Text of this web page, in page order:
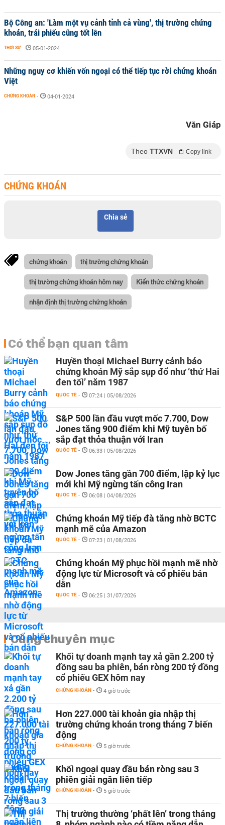
Bộ Công an: 'Làm một vụ cảnh tỉnh cả vùng', thị trường chứng
khoán, trái phiếu cũng tốt lên
THỜI SỰ - 05-01-2024
Những nguy cơ khiến vốn ngoại có thể tiếp tục rời chứng khoán
Việt
CHỨNG KHOÁN - 04-01-2024
Văn Giáp
Theo TTXVN Copy link
CHỨNG KHOÁN
Chia sẻ
chứng khoán thị trường chứng khoán
thị trường chứng khoán hôm nay Kiến thức chứng khoán
nhận định thị trường chứng khoán
Có thể bạn quan tâm
Huyền thoại Michael Burry cảnh báo
chứng khoán Mỹ sắp sụp đổ như ‘thứ Hai
đen tối’ năm 1987
QUỐC TẾ - 07:24 | 05/08/2026
S&P 500 lần đầu vượt mốc 7.700, Dow
Jones tăng 900 điểm khi Mỹ tuyên bố
sắp đạt thỏa thuận với Iran
QUỐC TẾ - 06:33 | 05/08/2026
Dow Jones tăng gần 700 điểm, lập kỷ lục
mới khi Mỹ ngừng tấn công Iran
QUỐC TẾ - 06:08 | 04/08/2026
Chứng khoán Mỹ tiếp đà tăng nhờ BCTC
mạnh mẽ của Amazon
QUỐC TẾ - 07:23 | 01/08/2026
Chứng khoán Mỹ phục hồi mạnh mẽ nhờ
động lực từ Microsoft và cổ phiếu bán
dẫn
QUỐC TẾ - 06:25 | 31/07/2026
Cùng chuyên mục
Khối tự doanh mạnh tay xả gần 2.200 tỷ
đồng sau ba phiên, bán ròng 200 tỷ đồng
cổ phiếu GEX hôm nay
CHỨNG KHOÁN - 4 giờ trước
Hơn 227.000 tài khoản gia nhập thị
trường chứng khoán trong tháng 7 biến
động
CHỨNG KHOÁN - 5 giờ trước
Khối ngoại quay đầu bán ròng sau 3
phiên giải ngân liên tiếp
CHỨNG KHOÁN - 5 giờ trước
Thị trường thường ‘phất lên’ trong tháng